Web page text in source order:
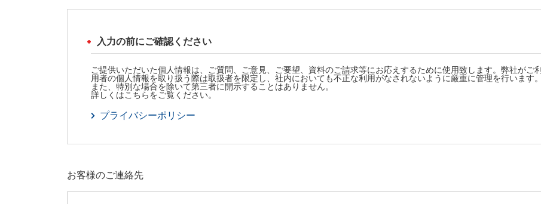
入力の前にご確認ください
ご提供いただいた個人情報は、ご質問、ご意見、ご要望、資料のご請求等にお応えするために使用致します。弊社がご利
用者の個人情報を取り扱う際は取扱者を限定し、社内においても不正な利用がなされないように厳重に管理を行います。
また、特別な場合を除いて第三者に開示することはありません。
詳しくはこちらをご覧ください。
プライバシーポリシー
お客様のご連絡先